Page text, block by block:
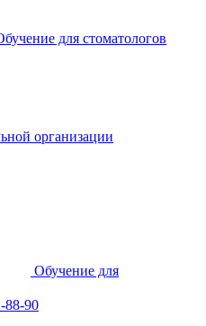
для стоматологов
организации
Обучение для
88-90